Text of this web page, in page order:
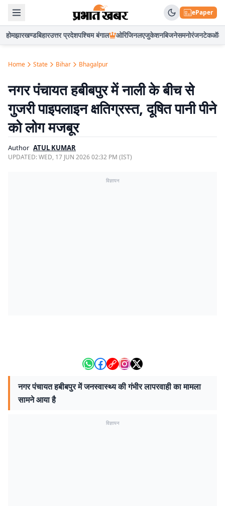
ePaper
होमझारखण्डबिहारउत्तर प्रदेशपश्चिम बंगाल ओरिजिनलएजुकेशनबिजनेसमनोरंजनटेकऑटो
Home State Bihar Bhagalpur
नगर पंचायत हबीबपुर में नाली के बीच से
गुजरी पाइपलाइन क्षतिग्रस्त, दूषित पानी पीने
को लोग मजबूर
Author ATUL KUMAR
UPDATED:WED, 17 JUN 2026 02:32 PM (IST)
विज्ञापन
नगर पंचायत हबीबपुर में जनस्वास्थ्य की गंभीर लापरवाही का मामला
सामने आया है
विज्ञापन